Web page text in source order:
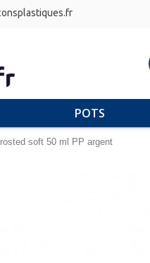
POTS
soft 50 ml PP argent